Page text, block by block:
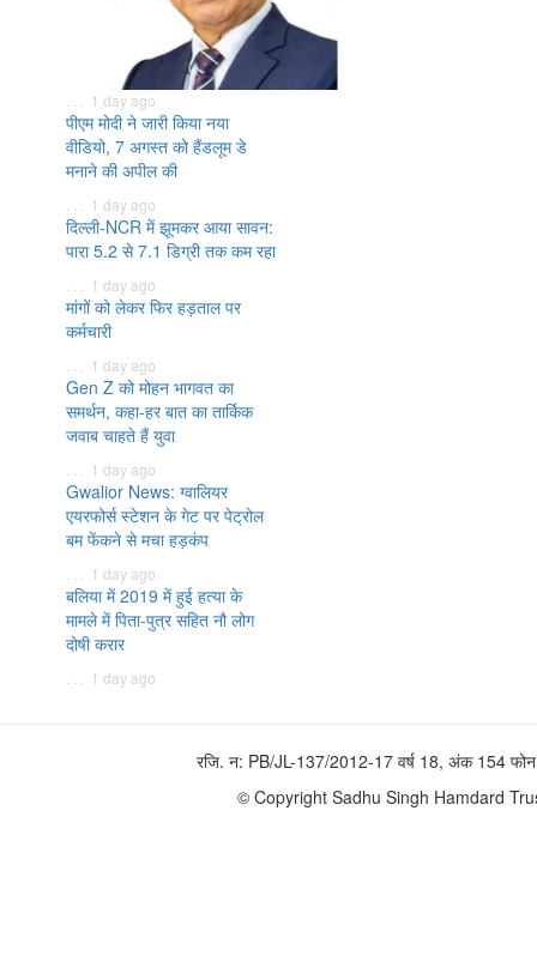
. . . 1 day ago
पीएम मोदी ने जारी किया नया
वीडियो, 7 अगस्त को हैंडलूम डे
मनाने की अपील की
. . . 1 day ago
दिल्ली-NCR में झूमकर आया सावन:
पारा 5.2 से 7.1 डिग्री तक कम रहा
. . . 1 day ago
मांगों को लेकर फिर हड़ताल पर
कर्मचारी
. . . 1 day ago
Gen Z को मोहन भागवत का
समर्थन, कहा-हर बात का तार्किक
जवाब चाहते हैं युवा
. . . 1 day ago
Gwalior News: ग्वालियर
एयरफोर्स स्टेशन के गेट पर पेट्रोल
बम फेंकने से मचा हड़कंप
. . . 1 day ago
बलिया में 2019 में हुई हत्या के
मामले में पिता-पुत्र सहित नौ लोग
दोषी करार
. . . 1 day ago
रजि. न: PB/JL-137/2012-17 वर्ष 18, अंक 154
© Copyright Sadhu Singh Hamdard